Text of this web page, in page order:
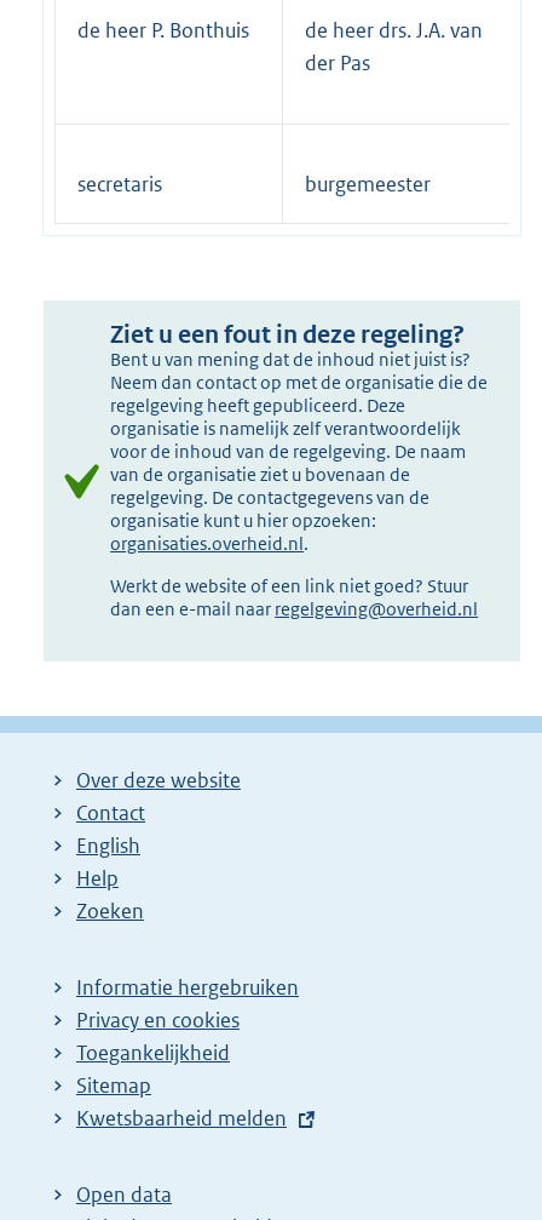
de heer P. Bonthuis
de heer drs. J.A. van
der Pas
secretaris burgemeester
Ziet u een fout in deze regeling?
Bent u van mening dat de inhoud niet juist is?
Neem dan contact op met de organisatie die de
regelgeving heeft gepubliceerd. Deze
organisatie is namelijk zelf verantwoordelijk
voor de inhoud van de regelgeving. De naam
van de organisatie ziet u bovenaan de
regelgeving. De contactgegevens van de
organisatie kunt u hier opzoeken:
organisaties.overheid.nl.
Werkt de website of een link niet goed? Stuur
dan een e-mail naar regelgeving@overheid.nl
Over deze website
Contact
English
Help
Zoeken
Informatie hergebruiken
Privacy en cookies
Toegankelijkheid
Sitemap
E
t
Kwetsbaarheid melden
Open data